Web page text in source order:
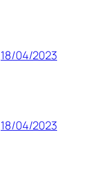
18/04/2023
18/04/2023